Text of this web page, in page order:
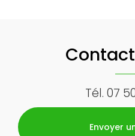
Tél. 07
Envoyer